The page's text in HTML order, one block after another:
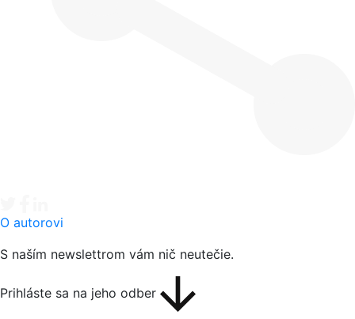
O autorovi
S naším newslettrom vám nič neutečie.
Prihláste sa na jeho odber